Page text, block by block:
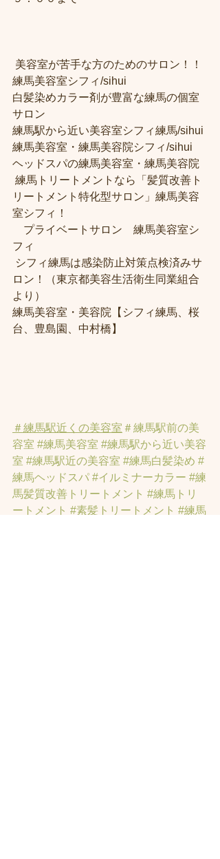
練馬美容室シフィ/sihui
白髪染めカラー剤が豊富な練馬の個室
サロン
練馬駅から近い美容室シフィ練馬/sihui
練馬美容室・練馬美容院シフィ/sihui
ヘッドスパの練馬美容室・練馬美容院
リートメント特化型サロン」練馬美容
室シフィ！
プライベートサロン　練馬美容室シ
フィ
ロン！（東京都美容生活衛生同業組合
より）
練馬美容室・美容院【シフィ練馬、桜
台、豊島園、中村橋】
＃練馬駅近くの美容室 ＃練馬駅前の美
容室 #練馬美容室 #練馬駅から近い美容
室 #練馬駅近の美容室 #練馬白髪染め #
練馬ヘッドスパ #イルミナーカラー #練
馬髪質改善トリートメント #練馬トリ
ートメント #素髪トリートメント #練馬